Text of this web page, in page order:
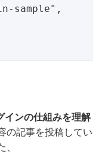
ンの仕組みを理解
の記事を投稿してい